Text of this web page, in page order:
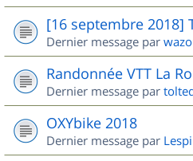
[16 septembre 2018]
Dernier message par
Randonnée VTT La
Dernier message par
OXYbike 2018
Dernier message par Lespi